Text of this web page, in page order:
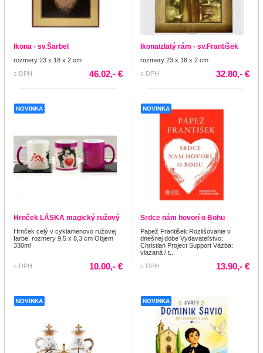
Ikona - sv.Šarbel
rozmery 23 x 18 x 2 cm
s DPH
46.02,- €
Ikona/zlatý rám - sv.František
rozmery 23 x 18 x 2 cm
s DPH
32.80,- €
NOVINKA
Hrnček LÁSKA magický ružový
Hrnček celý v cyklamenovo ružovej
farbe. rozmery 9,5 x 8,3 cm Objem
330ml
s DPH 10.00,- €
NOVINKA
Srdce nám hovorí o Bohu
Papež František Rozlišovanie v
dnešnej dobe Vydavateľstvo:
Christian Project Support Väzba:
viazaná / t...
s DPH
13.90,- €
NOVINKA NOVINKA